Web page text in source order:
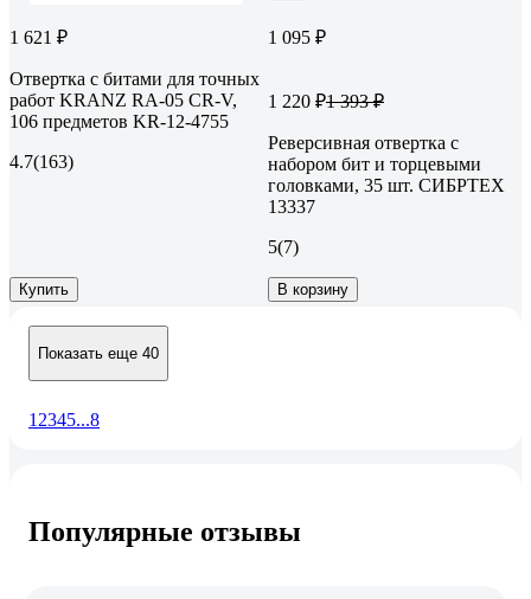
1 621 ₽
Отвертка с битами для точных
работ KRANZ RA-05 CR-V,
106 предметов KR-12-4755
4.7(163)
Купить
1 095 ₽
1 220 ₽1 393 ₽
Реверсивная отвертка с
набором бит и торцевыми
головками, 35 шт. СИБРТЕХ
13337
5(7)
В корзину
Показать еще 40
1 2345...8
Популярные отзывы